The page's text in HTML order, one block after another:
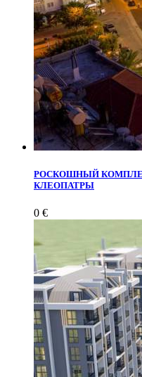
РОСКОШНЫЙ
КЛЕОПАТРЫ
0 €